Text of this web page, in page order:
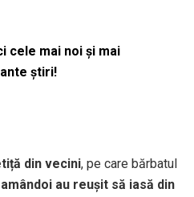
cele mai noi și mai
știri!
din vecini, pe care bărbatul
amândoi au reușit să iasă din